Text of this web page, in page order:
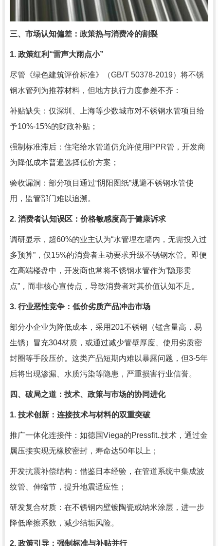
三、市场认知偏差：政策热与消费冷的割裂
1. 政策红利“雷声大雨点小”
尽管《绿色建筑评价标准》（GB/T 50378-2019）将不锈
钢水管列为推荐材料，但地方执行力度参差不齐：
补贴缺失：仅深圳、上海等少数城市对不锈钢水管项目给
予10%-15%的财政补贴；
强制标准滞后：住宅给水管道仍允许使用PPR管，开发商
为降低成本普遍选择低价方案；
验收漏洞：部分项目通过“阴阳图纸”规避不锈钢水管使
用，监管部门难以追溯。
2. 消费者认知误区：价格敏感度高于健康诉求
调研显示，超60%的业主认为“水管埋在墙内，无需投入过
多预算”，仅15%的消费者主动要求升级不锈钢水管。即便
在高端楼盘中，开发商也常将不锈钢水管作为“隐形卖
点”，而非核心宣传点，导致消费者对其价值认知不足。
3. 行业恶性竞争：低价劣质产品冲击市场
部分小企业为降低成本，采用201不锈钢（锰含量高，易
生锈）冒充304材质，或通过减少管壁厚度、使用劣质密
封圈等手段压价。这类产品短期内难以暴露问题，但3-5年
后将出现渗漏、水质污染等隐患，严重损害行业信誉。
四、破局之道：技术、政策与市场的协同进化
1. 技术创新：连接技术与材料的双重突破
推广一体化连接件：如德国Viega的Pressfit..技术，通过金
属压接实现无橡胶密封，寿命达50年以上；
开发抗震补偿结构：借鉴日本经验，在管道系统中集成波
纹管、伸缩节，提升地震适应性；
研发复合材质：在不锈钢内壁镀陶瓷或纳米涂层，进一步
降低摩擦系数，减少结垢风险。
2. 政策引导：强制标准与补贴并行